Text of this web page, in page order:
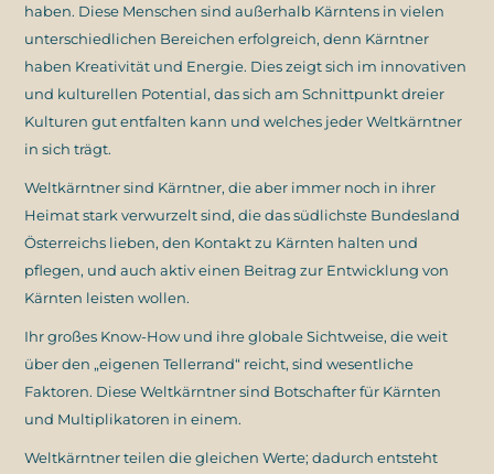
haben. Diese Menschen sind außerhalb Kärntens in vielen
unterschiedlichen Bereichen erfolgreich, denn Kärntner
haben Kreativität und Energie. Dies zeigt sich im innovativen
und kulturellen Potential, das sich am Schnittpunkt dreier
Kulturen gut entfalten kann und welches jeder Weltkärntner
in sich trägt.
Weltkärntner sind Kärntner, die aber immer noch in ihrer
Heimat stark verwurzelt sind, die das südlichste Bundesland
Österreichs lieben, den Kontakt zu Kärnten halten und
pflegen, und auch aktiv einen Beitrag zur Entwicklung von
Kärnten leisten wollen.
Ihr großes Know-How und ihre globale Sichtweise, die weit
über den „eigenen Tellerrand“ reicht, sind wesentliche
Faktoren. Diese Weltkärntner sind Botschafter für Kärnten
und Multiplikatoren in einem.
Weltkärntner teilen die gleichen Werte; dadurch entsteht